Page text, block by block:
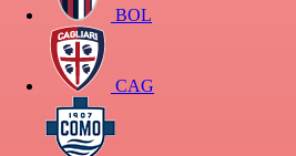
BOL
CAG